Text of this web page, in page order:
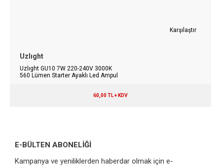
Karşılaştır
Uzlıght
Uzlıght GU10 7W 220-240V 3000K
560 Lümen Starter Ayaklı Led Ampul
60,00 TL + KDV
E-BÜLTEN ABONELİĞİ
Kampanya ve yeniliklerden haberdar olmak için e-